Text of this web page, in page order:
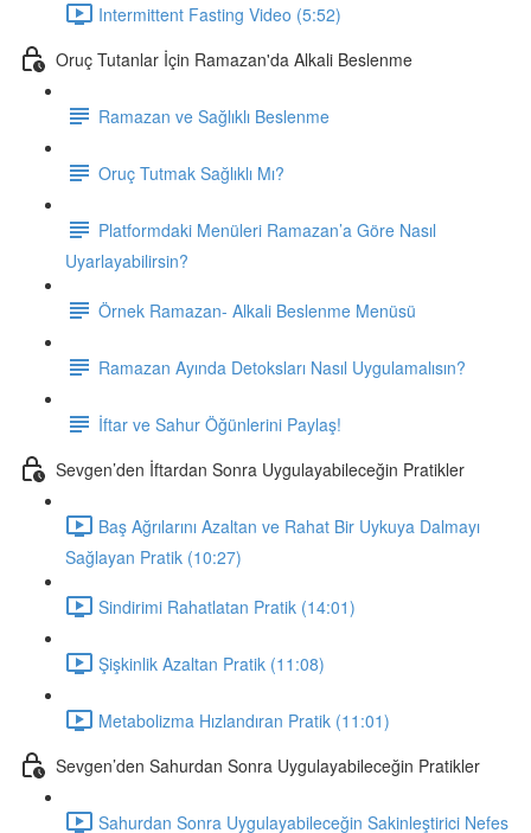
Intermittent Fasting Video (5:52)
Oruç Tutanlar İçin Ramazan'da Alkali Beslenme
Ramazan ve Sağlıklı Beslenme
Oruç Tutmak Sağlıklı Mı?
Platformdaki Menüleri Ramazan’a Göre Nasıl
Uyarlayabilirsin?
Örnek Ramazan- Alkali Beslenme Menüsü
Ramazan Ayında Detoksları Nasıl Uygulamalısın?
İftar ve Sahur Öğünlerini Paylaş!
Sevgen’den İftardan Sonra Uygulayabileceğin Pratikler
Baş Ağrılarını Azaltan ve Rahat Bir Uykuya Dalmayı
Sağlayan Pratik (10:27)
Sindirimi Rahatlatan Pratik (14:01)
Şişkinlik Azaltan Pratik (11:08)
Metabolizma Hızlandıran Pratik (11:01)
Sevgen’den Sahurdan Sonra Uygulayabileceğin Pratikler
Sahurdan Sonra Uygulayabileceğin Sakinleştirici Nefes